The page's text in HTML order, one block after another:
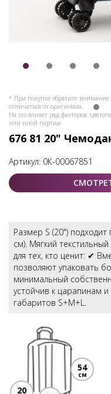
* При покупке обратите внимание
отличаться от оригинала.
На это влияет ряд факторов:
или иной партии.
676 81 20"
Артикул: 0К-00067851
Размер S (20")
см). Мягкий
для тех, кто ценит: ✔
позволяют упаковать
минимальный
устойчив к царапинам
габаритов S+M+L.
20
54
см